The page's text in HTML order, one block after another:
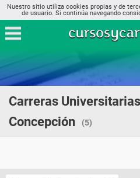
Nuestro sitio utiliza cookies propias y de
de usuario. Si continúa navegando
Carreras
Concepción
(5)